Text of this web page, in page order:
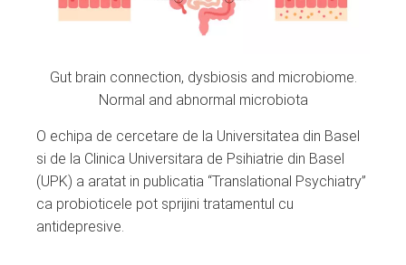
Gut brain connection, dysbiosis and microbiome.
Normal and abnormal microbiota
O echipa de cercetare de la Universitatea din Basel
si de la Clinica Universitara de Psihiatrie din Basel
(UPK) a aratat in publicatia “Translational Psychiatry”
ca probioticele pot sprijini tratamentul cu
antidepresive.